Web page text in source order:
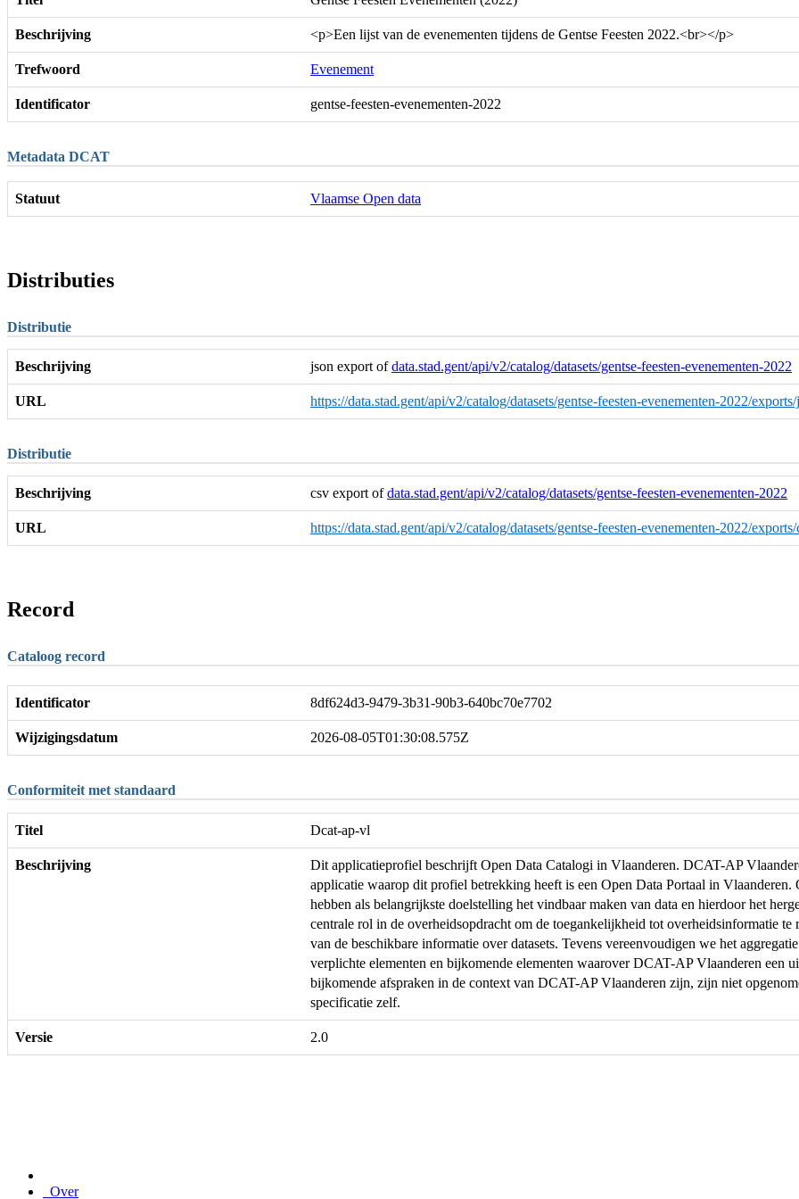
Beschrijving <p>Een lijst van de evenementen tijdens de Gentse Feesten 2022.<br></p>
Trefwoord Evenement
Identificator gentse-feesten-evenementen-2022
Metadata DCAT
Statuut Vlaamse Open data
Distributies
Distributie
Beschrijving json export ofdata.stad.gent/api/v2/catalog/datasets/gentse-feesten-evenementen-2022
URL https://data.stad.gent/api/v2/catalog/datasets/gentse-feesten-evenementen-2022/exports/
Distributie
Beschrijving csv export ofdata.stad.gent/api/v2/catalog/datasets/gentse-feesten-evenementen-2022
URL https://data.stad.gent/api/v2/catalog/datasets/gentse-feesten-evenementen-2022/
Record
Cataloog record
Identificator 8df624d3-9479-3b31-90b3-640bc70e7702
Wijzigingsdatum 2026-08-05T01:30:08.575Z
Conformiteit met standaard
Titel Dcat-ap-vl
Beschrijving
Dit applicatieprofiel beschrijft Open Data Catalogi in Vlaanderen. DCAT-AP
applicatie waarop dit profiel betrekking heeft is een Open Data Portaal in
hebben als belangrijkste doelstelling het vindbaar maken van data en hierdoor het
centrale rol in de overheidsopdracht om de toegankelijkheid tot overheidsinformatie
van de beschikbare informatie over datasets. Tevens vereenvoudigen we het
verplichte elementen en bijkomende elementen waarover DCAT-AP Vlaanderen een
bijkomende afspraken in de context van DCAT-AP Vlaanderen zijn, zijn niet
specificatie zelf.
Versie 2.0
Over